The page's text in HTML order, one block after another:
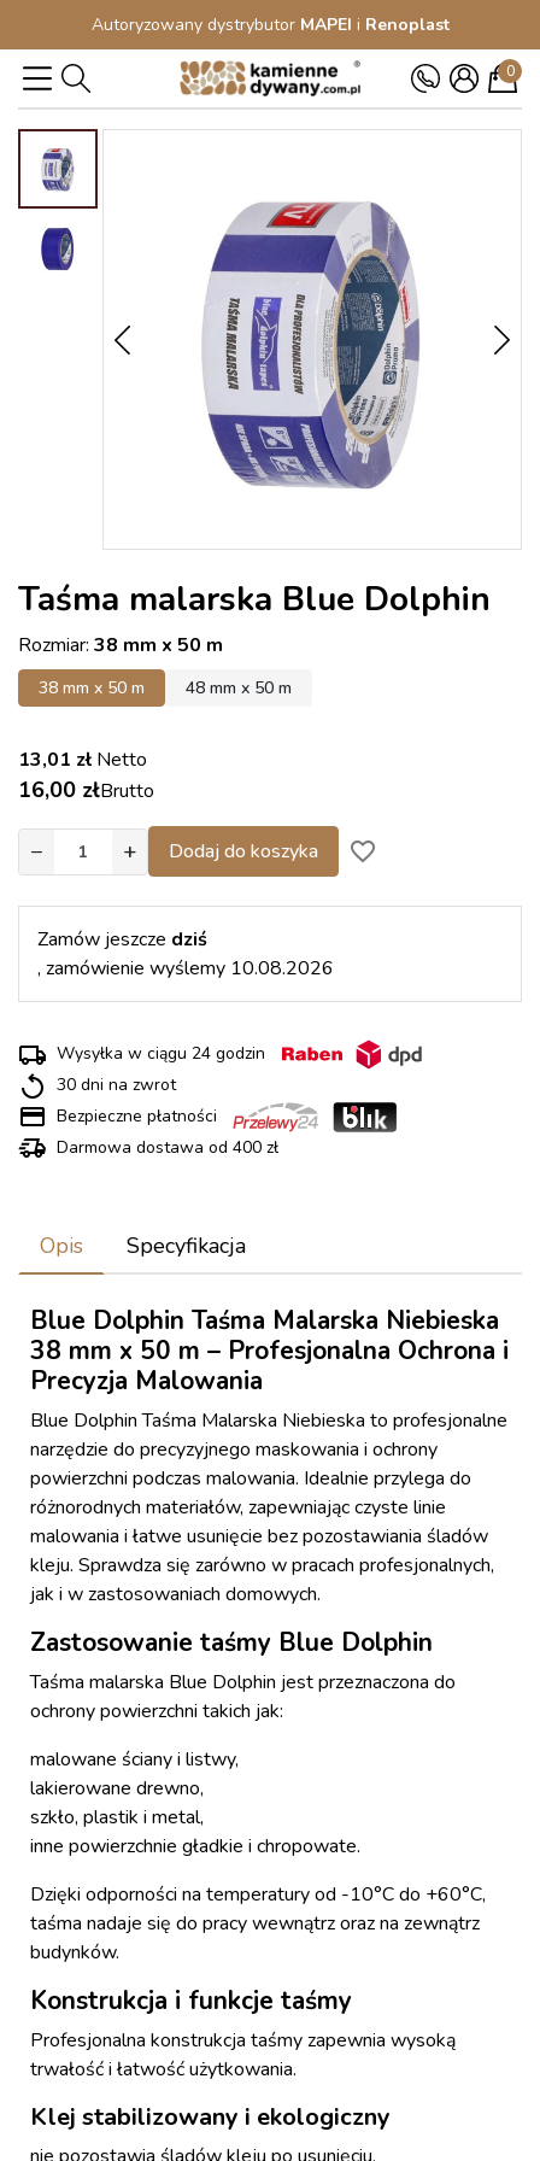
Autoryzowany dystrybutor MAPEI i Renoplast
0
Taśma malarska Blue Dolphin
Rozmiar: 38 mm x 50 m
38 mm x 50 m 48 mm x 50 m
13,01 zł Netto
16,00 złBrutto
− + Dodaj do koszyka favorite_border
Zamów jeszcze dziś
, zamówienie wyślemy 10.08.2026
Wysyłka w ciągu 24 godzin
30 dni na zwrot
Bezpieczne płatności
Darmowa dostawa od 400 zł
Opis Specyfikacja
Blue Dolphin Taśma Malarska Niebieska
38 mm x 50 m – Profesjonalna Ochrona i
Precyzja Malowania
Blue Dolphin Taśma Malarska Niebieska to profesjonalne
narzędzie do precyzyjnego maskowania i ochrony
powierzchni podczas malowania. Idealnie przylega do
różnorodnych materiałów, zapewniając czyste linie
malowania i łatwe usunięcie bez pozostawiania śladów
kleju. Sprawdza się zarówno w pracach profesjonalnych,
jak i w zastosowaniach domowych.
Zastosowanie taśmy Blue Dolphin
Taśma malarska Blue Dolphin jest przeznaczona do
ochrony powierzchni takich jak:
malowane ściany i listwy,
lakierowane drewno,
szkło, plastik i metal,
inne powierzchnie gładkie i chropowate.
Dzięki odporności na temperatury od -10°C do +60°C,
taśma nadaje się do pracy wewnątrz oraz na zewnątrz
budynków.
Konstrukcja i funkcje taśmy
Profesjonalna konstrukcja taśmy zapewnia wysoką
trwałość i łatwość użytkowania.
Klej stabilizowany i ekologiczny